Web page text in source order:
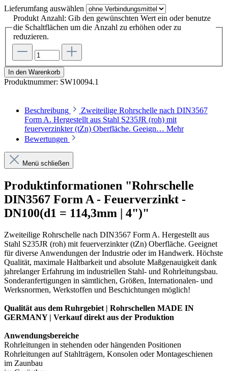
Lieferumfang auswählen
Produkt Anzahl: Gib den gewünschten Wert ein oder benutze
die Schaltflächen um die Anzahl zu erhöhen oder zu
reduzieren.
In den Warenkorb
Produktnummer: SW10094.1
Beschreibung
Zweiteilige Rohrschelle nach DIN3567
Form A. Hergestellt aus Stahl S235JR (roh) mit
feuerverzinkter (tZn) Oberfläche. Geeign… Mehr
Bewertungen
Menü schließen
Produktinformationen "Rohrschelle
DIN3567 Form A - Feuerverzinkt -
DN100(d1 = 114,3mm | 4")"
Zweiteilige Rohrschelle nach DIN3567 Form A. Hergestellt aus
Stahl S235JR (roh) mit feuerverzinkter (tZn) Oberfläche. Geeignet
für diverse Anwendungen der Industrie oder im Handwerk. Höchste
Qualität, maximale Haltbarkeit und absolute Maßgenauigkeit dank
jahrelanger Erfahrung im industriellen Stahl- und Rohrleitungsbau.
Sonderanfertigungen in sämtlichen, Größen, Internationalen- und
Werksnormen, Werkstoffen und Beschichtungen möglich!
Qualität aus dem Ruhrgebiet | Rohrschellen MADE IN
GERMANY | Verkauf direkt aus der Produktion
Anwendungsbereiche
Rohrleitungen in stehenden oder hängenden Positionen
Rohrleitungen auf Stahlträgern, Konsolen oder Montageschienen
im Zaunbau